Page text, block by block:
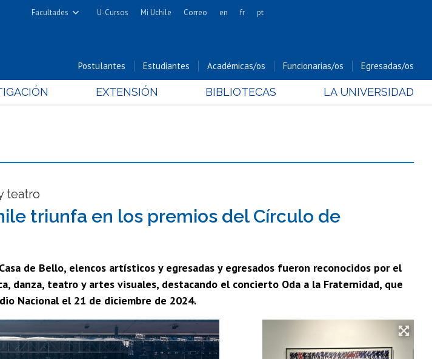
Facultades
Cs. Físicas y Matemáticas
Cs. Forestales y Conservación
Cs. Químicas y Farmacéuticas
Cs. Sociales
Estudios Avanzados en Educación
Nutrición y Tecnología de
Bachillerato
U-Cursos Mi Uchile Correo en fr pt
Postulantes Estudiantes Académicas/os Funcionarias/os Egresadas/os
EXTENSIÓN BIBLIOTECAS LA UNIVERSIDAD
teatro
triunfa en los premios del Círculo de
de Bello, elencos artísticos y egresadas y egresados fueron reconocidos por el
danza, teatro y artes visuales, destacando el concierto Oda a la Fraternidad, que
Nacional el 21 de diciembre de 2024.